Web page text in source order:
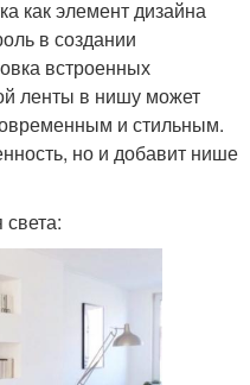
как элемент дизайна
в создании
встроенных
ленты в нишу может
и стильным.
но и добавит нише